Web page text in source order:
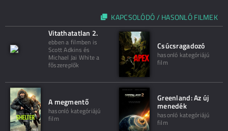
KAPCSOLÓDÓ / HASONLÓ FILMEK
Vitathatatlan 2.
ebben a filmben is
Scott Adkins és
Michael Jai White a
főszereplők
Csúcsragadozó
hasonló kategóriájú
film
A megmentő
hasonló kategóriájú
film
Greenland: Az új
menedék
hasonló kategóriájú
film